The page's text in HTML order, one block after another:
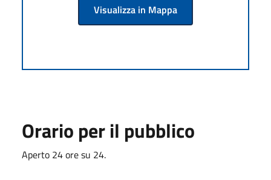
Visualizza in Mappa
Orario per il pubblico
Aperto 24 ore su 24.